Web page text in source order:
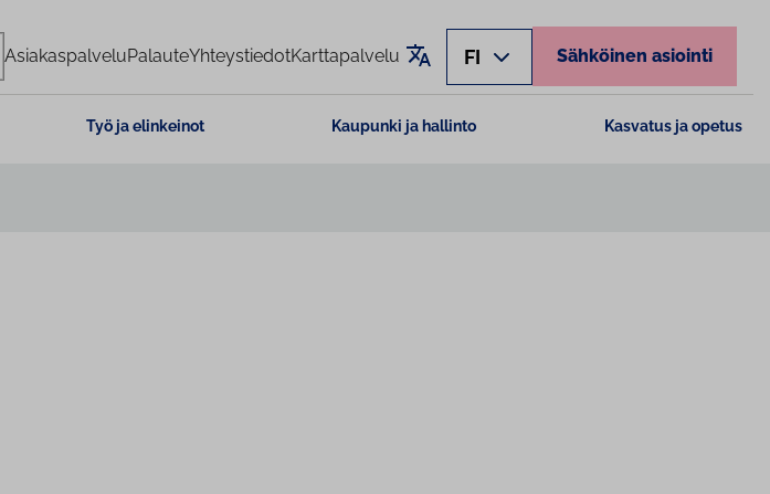
AsiakaspalveluPalauteYhteystiedotKarttapalvelu Käännä sivu
FI Sähköinen asiointi
Työ ja elinkeinot Kaupunki ja hallinto Kasvatus ja opetus